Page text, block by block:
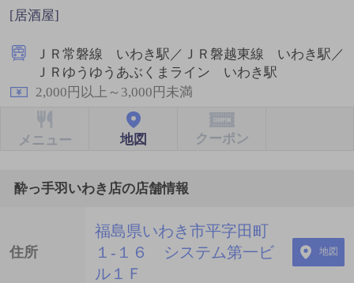
[居酒屋]
ＪＲ常磐線 いわき駅／ＪＲ磐越東線 いわき駅／
ＪＲゆうゆうあぶくまライン いわき駅
2,000円以上～3,000円未満
メニュー 地図 クーポン
酔っ手羽いわき店の店舗情報
住所
福島県いわき市平字田町
１-１６ システム第一ビ
ル１Ｆ
地図